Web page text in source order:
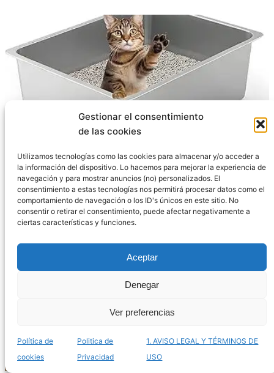
Gestionar el consentimiento
de las cookies
Utilizamos tecnologías como las cookies para almacenar y/o acceder a
la información del dispositivo. Lo hacemos para mejorar la experiencia de
navegación y para mostrar anuncios (no) personalizados. El
consentimiento a estas tecnologías nos permitirá procesar datos como el
comportamiento de navegación o los ID's únicos en este sitio. No
consentir o retirar el consentimiento, puede afectar negativamente a
ciertas características y funciones.
Aceptar
Denegar
Ver preferencias
Política de
cookies
Politica de
Privacidad
1. AVISO LEGAL Y TÉRMINOS DE
USO
El mejor listado de cajas para gatos para comprar
online – Las más prácticas